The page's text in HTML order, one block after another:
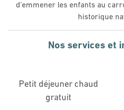
d'emmener les enfants au
historique
Nos services et
Petit déjeuner chaud
gratuit